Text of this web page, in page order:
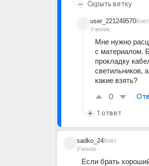
Скрыть ветку
user_221249570
Ученик
8лет
Мне нужно
с материалом.
прокладку
светильников,
какие взять?
0
1 ответ
sadko_24
Ученик
8лет
Если брать